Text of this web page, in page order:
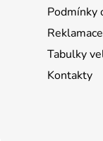
Podmínky
Tabulky
Kontakty